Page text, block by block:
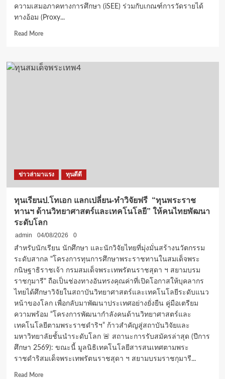
ความเสมอภาคทางการศึกษา (iSEE) ร่วมกับเกณฑ์การวัดรายได้
ทางอ้อม (Proxy...
Read MoreRead
เจาะ
6โครงการ
หมุด
ส.ค.
นี้!
ประกาศ
ชื่อ
ผู้
ทุน
นักเรียน
ยากจน
พร้อม
ปรับ
เพิ่ม
อุดหนุน
ใหม่
ข่าวล่ามาแรง ทุนดีดี
ทุนเรียนป.โทเอก แลกเปลี่ยน-ทำวิจัยฟรี “ทุนพระราช
ทานฯ ด้านวิทยาศาสตร์และเทคโนโลยี” ให้คนไทยพัฒนา
ระดับโลก
admin 04/08/2026
0
สำหรับนักเรียน นักศึกษา และนักวิจัยไทยที่มุ่งมั่นสร้างนวัตกรรม
ระดับสากล "โครงการทุนการศึกษาพระราชทานในสมเด็จพระ
กนิษฐาธิราชเจ้า กรมสมเด็จพระเทพรัตนราชสุดา ฯ สยามบรม
ราชกุมารี" ถือเป็นช่องทางอันทรงคุณค่าที่เปิดโอกาสให้บุคลากร
ไทยได้ศึกษาวิจัยในสถาบันวิทยาศาสตร์และเทคโนโลยีระดับแนว
หน้าของโลก เพื่อกลับมาพัฒนาประเทศอย่างยั่งยืน คู่มือเตรียม
ความพร้อม “โครงการพัฒนากำลังคนด้านวิทยาศาสตร์และ
เทคโนโลยีตามพระราชดำริฯ” ก้าวสำคัญสู่สถาบันวิจัยและ
มหาวิทยาลัยชั้นนำระดับโลก 🚨 สถานะการรับสมัครล่าสุด (ปีการ
ศึกษา 2569): ขณะนี้ มูลนิธิเทคโนโลยีสารสนเทศตามพระ
ราชดำริสมเด็จพระเทพรัตนราชสุดา ฯ สยามบรมราชกุมารี...
Read MoreRead